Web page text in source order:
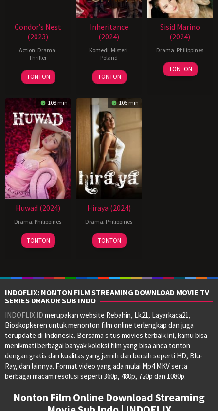
Condor’s Nest
(2023)
Action, Drama,
Thriller
TONTON
Inheritance
(2024)
Komedi, Misteri,
Poland
19
Jun
Sylwester
Jakimow
TONTON
Sisid Marino
(2024)
Drama, Philippines
14
Jun
Joel
Lamangan
TONTON
108 min
Huwad (2024)
Drama, Philippines
28
Jun
Reynold
Giba
TONTON
105 min
Hiraya (2024)
Drama, Philippines
11
Jul
TONTON
INDOFLIX: NONTON FILM STREAMING DOWNLOAD MOVIE TV
SERIES DRAKOR SUB INDO
INDOFLIX.ID merupakan website Rebahin, Lk21, Layarkaca21,
Bioskopkeren untuk menonton film online terlengkap dan juga
terupdate di Indonesia. Bersama situs movies terbaik ini, kamu bisa
menikmati berbagai banyak koleksi film yang bisa anda tonton
dengan gratis dan kualitas yang jernih dan bersih seperti HD, Blu-
Ray, dan lainnya. Format video yang ada mulai Mp4 MKV serta
berbagai macam resolusi seperti 360p, 480p, 720p dan 1080p.
Nonton Film Online Download Streaming